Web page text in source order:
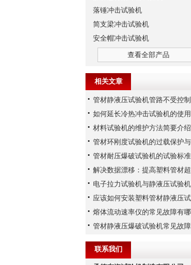
落锤冲击试验机
简支梁冲击试验机
安全帽冲击试验机
查看全部产品
相关文章
材料试验机的维护方法简要介绍
联系我们